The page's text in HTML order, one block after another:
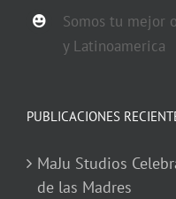
Somos tu mejor
y Latinoamerica
PUBLICACIONES
MaJu Studios
de las Madres